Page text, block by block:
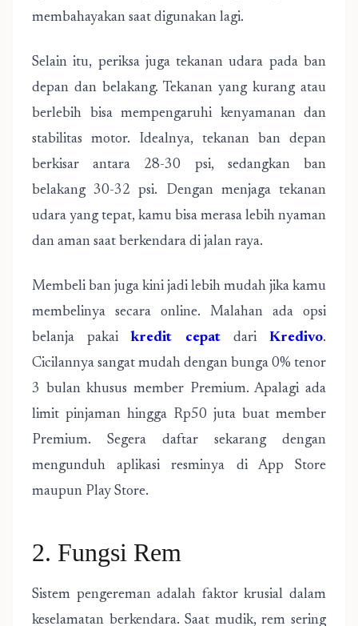
membahayakan saat digunakan lagi.
Selain itu, periksa juga tekanan udara pada ban
depan dan belakang. Tekanan yang kurang atau
berlebih bisa mempengaruhi kenyamanan dan
stabilitas motor. Idealnya, tekanan ban depan
berkisar antara 28-30 psi, sedangkan ban
belakang 30-32 psi. Dengan menjaga tekanan
udara yang tepat, kamu bisa merasa lebih nyaman
dan aman saat berkendara di jalan raya.
Membeli ban juga kini jadi lebih mudah jika kamu
membelinya secara online. Malahan ada opsi
belanja pakaikredit cepatdariKredivo.
Cicilannya sangat mudah dengan bunga 0% tenor
3 bulan khusus member Premium. Apalagi ada
limit pinjaman hingga Rp50 juta buat member
Premium. Segera daftar sekarang dengan
mengunduh aplikasi resminya di App Store
maupun Play Store.
2. Fungsi Rem
Sistem pengereman adalah faktor krusial dalam
keselamatan berkendara. Saat mudik, rem sering